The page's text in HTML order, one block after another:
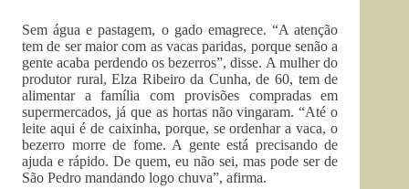
Sem água e pastagem, o gado emagrece. “A atenção
tem de ser maior com as vacas paridas, porque senão a
gente acaba perdendo os bezerros”, disse. A mulher do
produtor rural, Elza Ribeiro da Cunha, de 60, tem de
alimentar a família com provisões compradas em
supermercados, já que as hortas não vingaram. “Até o
leite aqui é de caixinha, porque, se ordenhar a vaca, o
bezerro morre de fome. A gente está precisando de
ajuda e rápido. De quem, eu não sei, mas pode ser de
São Pedro mandando logo chuva”, afirma.